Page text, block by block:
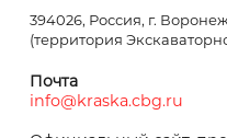
394026, Россия, г.
(территория
Почта
info@kraska.cbg.ru